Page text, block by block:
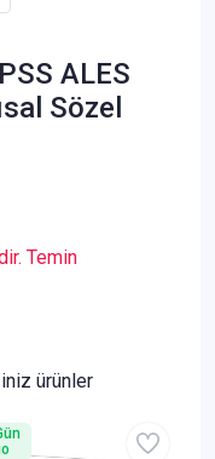
ALES
Sözel
Temin
ürünler